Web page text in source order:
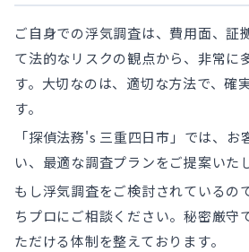
ご自身での浮気調査は、費用面、証
て法的なリスクの観点から、非常に
す。大切なのは、適切な方法で、確
す。
「探偵法務's 三重四日市」では、
い、最適な調査プランをご提案いた
もし浮気調査をご検討されているの
ちプロにご相談ください。秘密厳守
ただける体制を整えております。